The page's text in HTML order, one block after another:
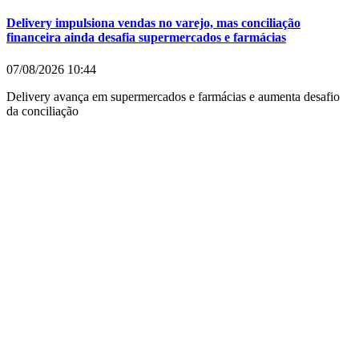
Delivery impulsiona vendas no varejo, mas conciliação
financeira ainda desafia supermercados e farmácias
07/08/2026 10:44
Delivery avança em supermercados e farmácias e aumenta desafio
da conciliação